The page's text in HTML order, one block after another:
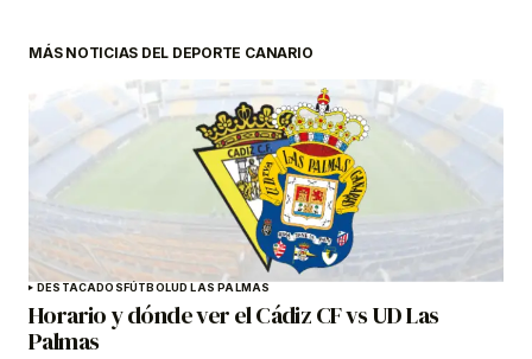
MÁS NOTICIAS DEL DEPORTE CANARIO
DESTACADOSFÚTBOLUD LAS PALMAS
Horario y dónde ver el Cádiz CF vs UD Las
Palmas